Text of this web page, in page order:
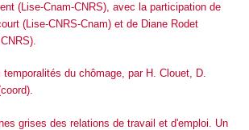
(Lise-Cnam-CNRS), avec la participation de
(Lise-CNRS-Cnam) et de Diane Rodet
temporalités du chômage, par H. Clouet, D.
grises des relations de travail et d'emploi. Un